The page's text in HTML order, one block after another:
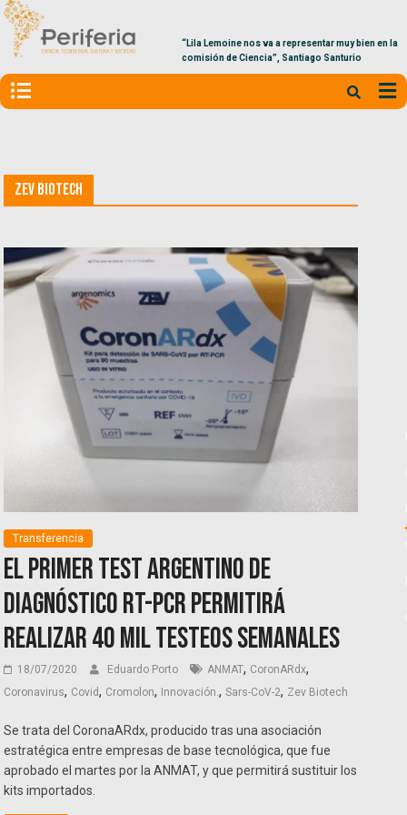
“Lila Lemoine nos va a representar muy bien en la
comisión de Ciencia”, Santiago Santurio
Zev Biotech
Transferencia
El primer test argentino de
diagnóstico RT-PCR permitirá
realizar 40 mil testeos semanales
18/07/2020 Eduardo Porto ANMAT, CoronARdx,
Coronavirus, Covid, Cromolon, Innovación.,Sars-CoV-2, Zev Biotech
Se trata del CoronaARdx, producido tras una asociación
estratégica entre empresas de base tecnológica, que fue
aprobado el martes por la ANMAT, y que permitirá sustituir los
kits importados.